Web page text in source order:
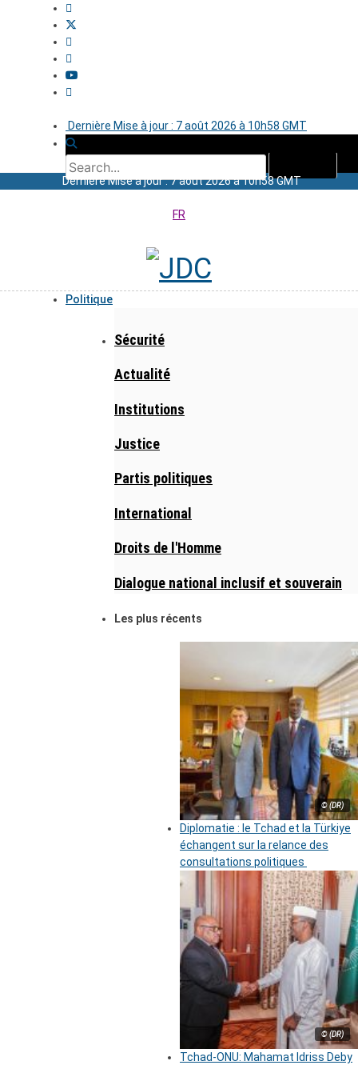
Dernière Mise à jour : 7 août 2026 à 10h58 GMT
Dernière Mise à jour : 7 août 2026 à 10h58 GMT
FR
Politique
Sécurité
Actualité
Institutions
Justice
Partis politiques
International
Droits de l'Homme
Dialogue national inclusif et souverain
Les plus récents
© (DR)
Diplomatie : le Tchad et la Türkiye
échangent sur la relance des
consultations politiques
© (DR)
Tchad-ONU: Mahamat Idriss Deby